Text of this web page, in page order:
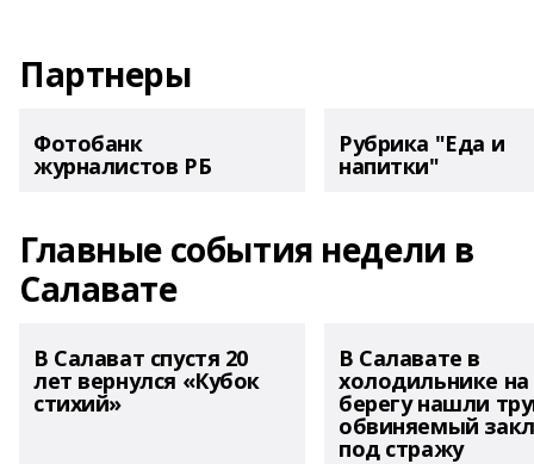
Партнеры
Фотобанк
журналистов РБ
Рубрика "Еда и
напитки"
Главные события недели в
Салавате
В Салават спустя 20
лет вернулся «Кубок
стихий»
В Салавате в
холодильнике на
берегу нашли
обвиняемый
под стражу